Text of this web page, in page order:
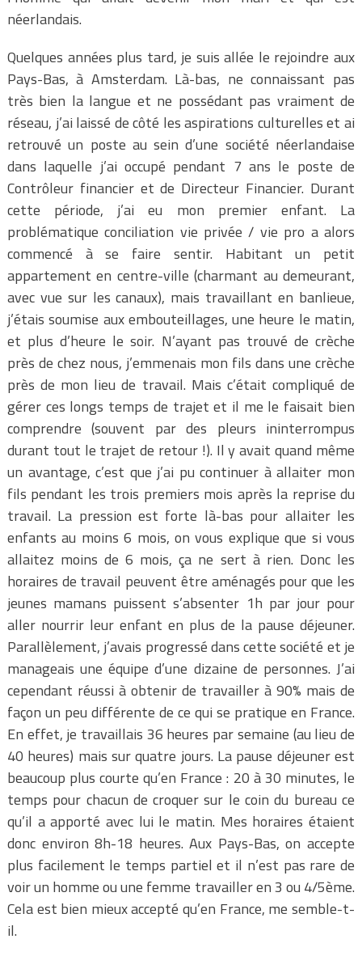
néerlandais.
Quelques années plus tard, je suis allée le rejoindre aux
Pays-Bas, à Amsterdam. Là-bas, ne connaissant pas
très bien la langue et ne possédant pas vraiment de
réseau, j’ai laissé de côté les aspirations culturelles et ai
retrouvé un poste au sein d’une société néerlandaise
dans laquelle j’ai occupé pendant 7 ans le poste de
Contrôleur financier et de Directeur Financier. Durant
cette période, j’ai eu mon premier enfant. La
problématique conciliation vie privée / vie pro a alors
commencé à se faire sentir. Habitant un petit
appartement en centre-ville (charmant au demeurant,
avec vue sur les canaux), mais travaillant en banlieue,
j’étais soumise aux embouteillages, une heure le matin,
et plus d’heure le soir. N’ayant pas trouvé de crèche
près de chez nous, j’emmenais mon fils dans une crèche
près de mon lieu de travail. Mais c’était compliqué de
gérer ces longs temps de trajet et il me le faisait bien
comprendre (souvent par des pleurs ininterrompus
durant tout le trajet de retour !). Il y avait quand même
un avantage, c’est que j’ai pu continuer à allaiter mon
fils pendant les trois premiers mois après la reprise du
travail. La pression est forte là-bas pour allaiter les
enfants au moins 6 mois, on vous explique que si vous
allaitez moins de 6 mois, ça ne sert à rien. Donc les
horaires de travail peuvent être aménagés pour que les
jeunes mamans puissent s’absenter 1h par jour pour
aller nourrir leur enfant en plus de la pause déjeuner.
Parallèlement, j’avais progressé dans cette société et je
manageais une équipe d’une dizaine de personnes. J’ai
cependant réussi à obtenir de travailler à 90% mais de
façon un peu différente de ce qui se pratique en France.
En effet, je travaillais 36 heures par semaine (au lieu de
40 heures) mais sur quatre jours. La pause déjeuner est
beaucoup plus courte qu’en France : 20 à 30 minutes, le
temps pour chacun de croquer sur le coin du bureau ce
qu’il a apporté avec lui le matin. Mes horaires étaient
donc environ 8h-18 heures. Aux Pays-Bas, on accepte
plus facilement le temps partiel et il n’est pas rare de
voir un homme ou une femme travailler en 3 ou 4/5ème.
Cela est bien mieux accepté qu’en France, me semble-t-
il.